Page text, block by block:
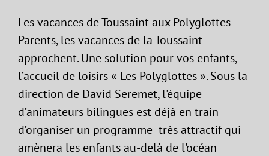
Les vacances de Toussaint aux Polyglottes
Parents, les vacances de la Toussaint
approchent. Une solution pour vos enfants,
l’accueil de loisirs « Les Polyglottes ». Sous la
direction de David Seremet, l'équipe
d’animateurs bilingues est déjà en train
d’organiser un programme très attractif qui
amènera les enfants au-delà de l'océan